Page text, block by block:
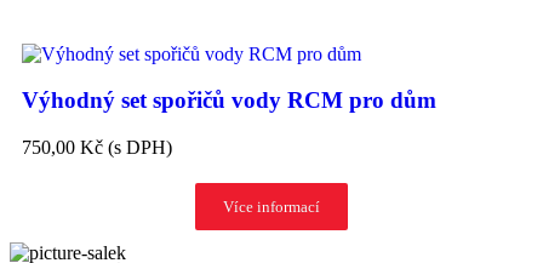
Výhodný set spořičů vody RCM pro dům
750,00 Kč (s DPH)
Více informací